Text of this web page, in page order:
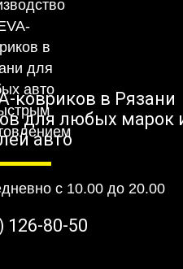
ковриков в Рязани
для любых марок
авто
с 10.00 до 20.00
126-80-50